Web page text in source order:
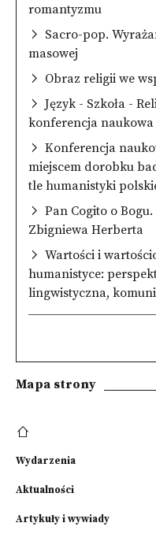
romantyzmu
Sacro-pop.
masowej
Obraz religii we
Język - Szkoła -
konferencja naukowa
Konferencja
miejscem dorobku
tle humanistyki
Pan Cogito o
Zbigniewa Herberta
Wartości i
humanistyce:
lingwistyczna,
Mapa strony
Wydarzenia
Aktualności
Artykuły i wywiady